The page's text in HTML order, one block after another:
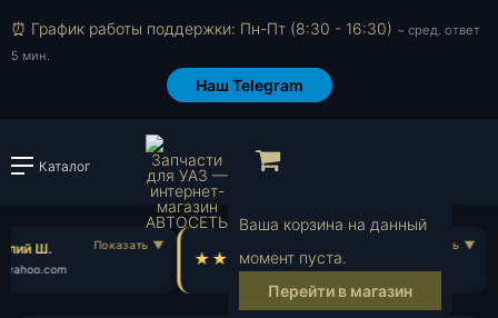
⏰ График работы поддержки: Пн-Пт (8:30 - 16:30) ~ сред. ответ
5 мин.
Наш Telegram
Каталог Войти или
Просмотр
Ваша корзина на данный
момент пуста.
Перейти в магазин
Ш.
ro***@gmail.com